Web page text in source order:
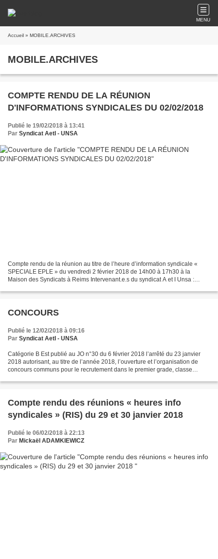
MENU
Accueil » MOBILE.ARCHIVES
MOBILE.ARCHIVES
COMPTE RENDU DE LA RÉUNION
D'INFORMATIONS SYNDICALES DU 02/02/2018
Publié le 19/02/2018 à 13:41
Par Syndicat AetI - UNSA
Compte rendu de la réunion au titre de l’heure d’information syndicale «
SPECIALE EPLE » du vendredi 2 février 2018 de 14h00 à 17h30 à la
Maison des Syndicats à Reims Intervenant.e.s du syndicat A et I Unsa :
CONCOURS
Publié le 12/02/2018 à 09:16
Par Syndicat AetI - UNSA
Catégorie B Est publié au JO n°30 du 6 février 2018 l’arrêté du 23 janvier
2018 autorisant, au titre de l’année 2018, l’ouverture et l’organisation de
concours communs pour le recrutement dans le premier grade, classe
Compte rendu des réunions « heures info
syndicales » (RIS) du 29 et 30 janvier 2018
Publié le 06/02/2018 à 22:13
Par Mickaël ADAMKIEWICZ